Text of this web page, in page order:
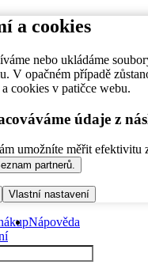
a cookies
nebo ukládáme
V opačném případě
cookies v patičce webu.
údaje z
umožníte měřit efektivitu
partnerů.
Vlastní nastavení
Nápověda